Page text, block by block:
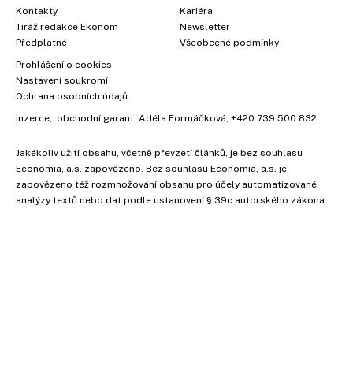
Kontakty
Tiráž redakce Ekonom
Předplatné
Kariéra
Newsletter
Všeobecné podmínky
Prohlášení o cookies
Nastavení soukromí
Ochrana osobních údajů
Inzerce , obchodní garant: Adéla Formáčková +420 739 500 832
Jakékoliv užití obsahu, včetně převzetí článků, je bez souhlasu
Economia, a.s. zapovězeno. Bez souhlasu Economia, a.s. je
zapovězeno též rozmnožování obsahu pro účely automatizované
analýzy textů nebo dat podle ustanovení § 39c autorského zákona.